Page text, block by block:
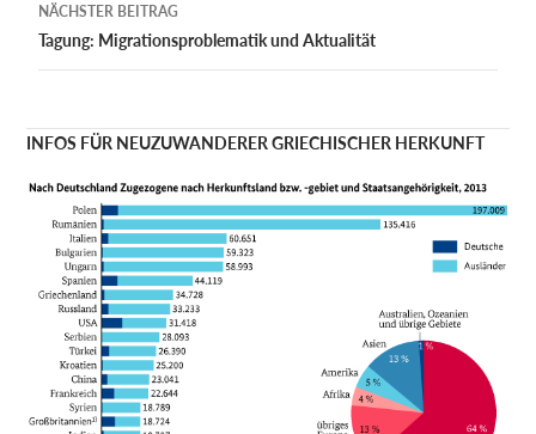
NÄCHSTER BEITRAG
Tagung: Migrationsproblematik und Aktualität
INFOS FÜR NEUZUWANDERER GRIECHISCHER HERKUNFT